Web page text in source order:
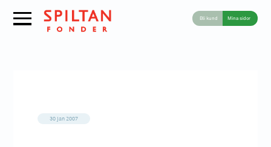
Bli kund Mina sidor
30 jan 2007